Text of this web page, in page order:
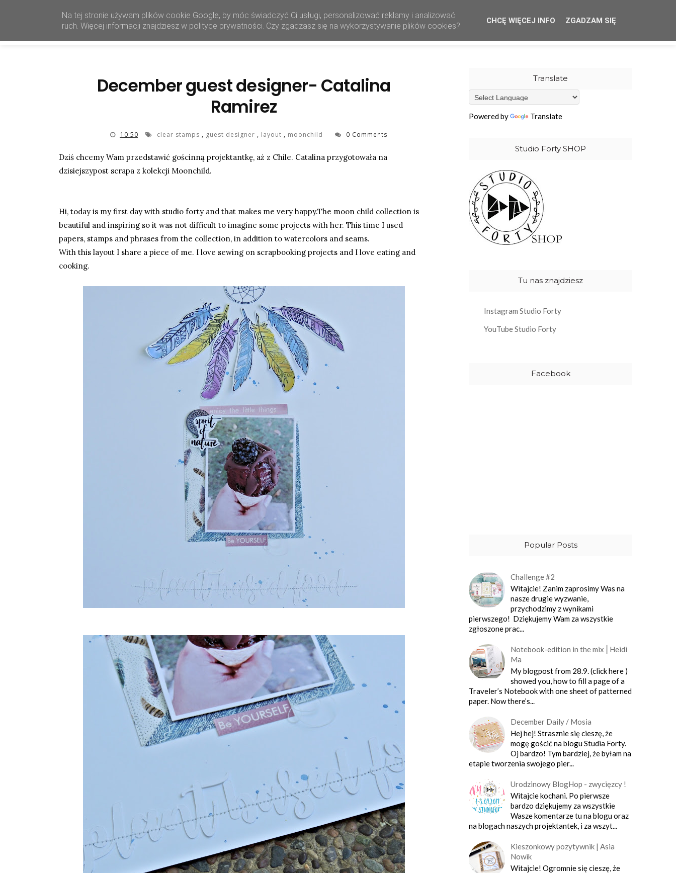
HOME SHOP CREATIVE TEAM WHOLESALE OUR STAMPS
December guest designer- Catalina
Ramirez
10:50 clear stamps , guest designer , layout , moonchild 0 Comments
Dziś chcemy Wam przedstawić gościnną projektantkę, aż z Chile. Catalina przygotowała na
dzisiejszypost scrapa z kolekcji Moonchild.
Hi, today is my first day with studio forty and that makes me very happy.The moon child collection is
beautiful and inspiring so it was not difficult to imagine some projects with her. This time I used
papers, stamps and phrases from the collection, in addition to watercolors and seams.
With this layout I share a piece of me. I love sewing on scrapbooking projects and I love eating and
cooking.
Translate
Powered by Translate
Studio Forty SHOP
Tu nas znajdziesz
Instagram Studio Forty
YouTube Studio Forty
Facebook
Popular Posts
Challenge #2
Witajcie! Zanim zaprosimy Was na
nasze drugie wyzwanie,
przychodzimy z wynikami
pierwszego! Dziękujemy Wam za wszystkie
zgłoszone prac...
Notebook-edition in the mix⎪Heidi
Ma
My blogpost from 28.9. (click here )
showed you, how to fill a page of a
Traveler’s Notebook with one sheet of patterned
paper. Now there’s...
December Daily / Mosia
Hej hej! Strasznie się cieszę, że
mogę gościć na blogu Studia Forty.
Oj bardzo! Tym bardziej, że byłam na
etapie tworzenia swojego pier...
Urodzinowy BlogHop - zwycięzcy !
Witajcie kochani. Po pierwsze
bardzo dziękujemy za wszystkie
Wasze komentarze tu na blogu oraz
na blogach naszych projektantek, i za wszyt...
Kieszonkowy pozytywnik | Asia
Nowik
Witajcie! Ogromnie się cieszę, że
Na tej stronie używam plików cookie Google, by móc świadczyć Ci usługi, personalizować reklamy i analizować
ruch. Więcej informacji znajdziesz w polityce prywatności. Czy zgadzasz się na wykorzystywanie plików cookies?
CHCĘ WIĘCEJ INFO ZGADZAM SIĘ